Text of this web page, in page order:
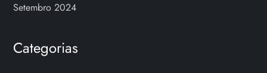
Setembro 2024
Categorias